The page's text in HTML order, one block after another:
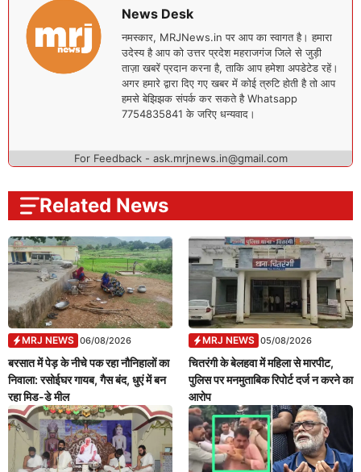
News Desk
नमस्कार, MRJNews.in पर आप का स्वागत है। हमारा
उदेस्य है आप को उत्तर प्रदेश महराजगंज जिले से जुड़ी
ताज़ा खबरें प्रदान करना है, ताकि आप हमेशा अपडेटेड रहें।
अगर हमारे द्वारा दिए गए खबर में कोई त्रुटि होती है तो आप
हमसे बेझिझक संपर्क कर सकते है Whatsapp
7754835841 के जरिए धन्यवाद।
For Feedback - ask.mrjnews.in@gmail.com
Related News
MRJ NEWS 06/08/2026
बरसात में पेड़ के नीचे पक रहा नौनिहालों का
निवाला: रसोईघर गायब, गैस बंद, धुएं में बन
रहा मिड-डे मील
MRJ NEWS 05/08/2026
चितरंगी के बेलहवा में महिला से मारपीट,
पुलिस पर मनमुताबिक रिपोर्ट दर्ज न करने का
आरोप